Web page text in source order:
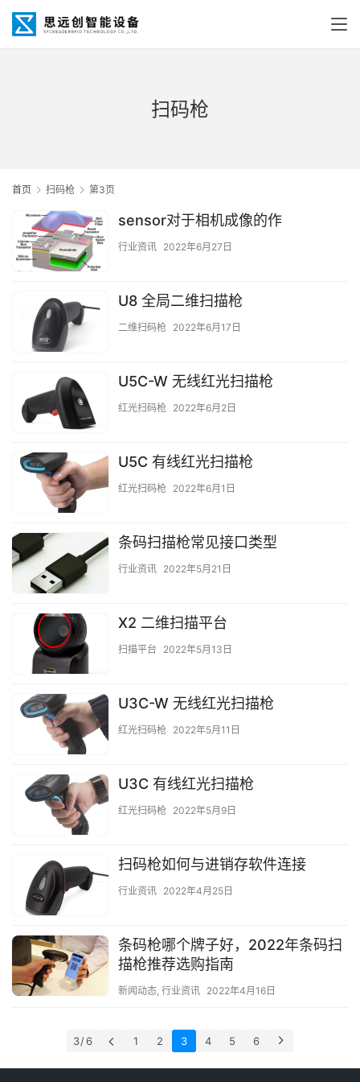
扫码枪
首页 扫码枪 第3页
sensor对于相机成像的作
行业资讯 2022年6月27日
U8 全局二维扫描枪
二维扫码枪 2022年6月17日
U5C-W 无线红光扫描枪
红光扫码枪 2022年6月2日
U5C 有线红光扫描枪
红光扫码枪 2022年6月1日
条码扫描枪常见接口类型
行业资讯 2022年5月21日
X2 二维扫描平台
扫描平台 2022年5月13日
U3C-W 无线红光扫描枪
红光扫码枪 2022年5月11日
U3C 有线红光扫描枪
红光扫码枪 2022年5月9日
扫码枪如何与进销存软件连接
行业资讯 2022年4月25日
条码枪哪个牌子好，2022年条码扫
描枪推荐选购指南
新闻动态, 行业资讯 2022年4月16日
3 / 6 1 2 3 4 5 6